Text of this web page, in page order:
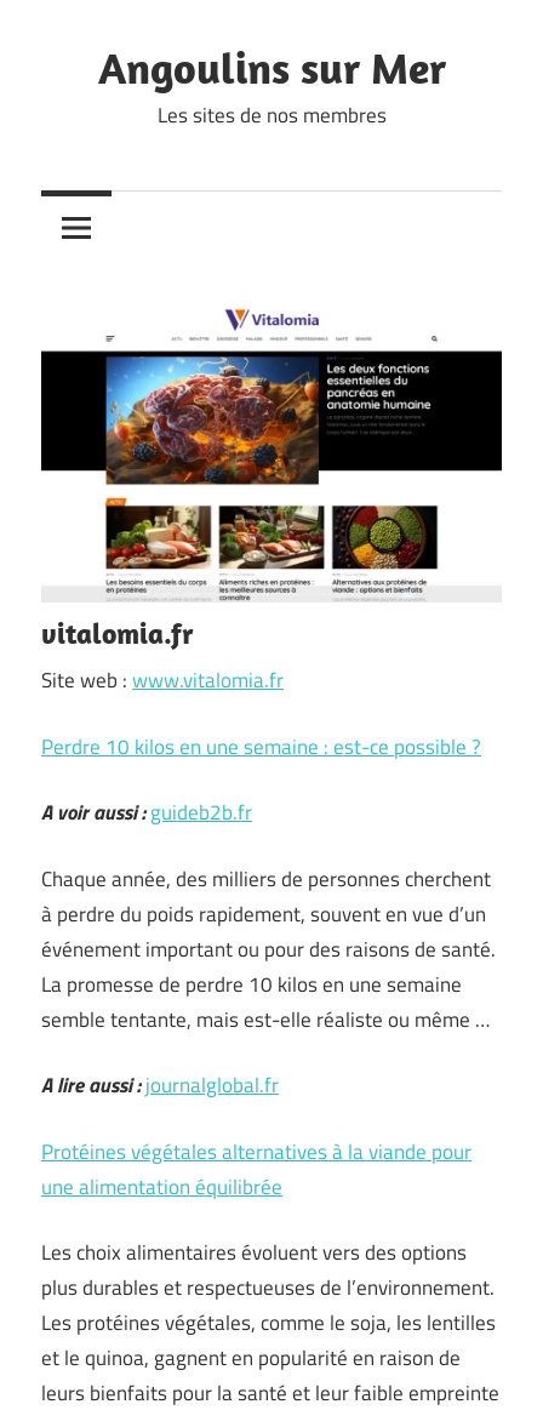
contentAngoulins sur Mer
Les sites de nos membres
vitalomia.fr
Site web :www.vitalomia.fr
Perdre 10 kilos en une semaine : est-ce possible ?
A voir aussi :guideb2b.fr
Chaque année, des milliers de personnes cherchent
à perdre du poids rapidement, souvent en vue d’un
événement important ou pour des raisons de santé.
La promesse de perdre 10 kilos en une semaine
semble tentante, mais est-elle réaliste ou même …
A lire aussi :journalglobal.fr
Protéines végétales alternatives à la viande pour
une alimentation équilibrée
Les choix alimentaires évoluent vers des options
plus durables et respectueuses de l’environnement.
Les protéines végétales, comme le soja, les lentilles
et le quinoa, gagnent en popularité en raison de
leurs bienfaits pour la santé et leur faible empreinte